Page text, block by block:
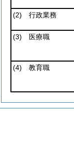
(2) 行政業務
(3) 医療職
(4) 教育職